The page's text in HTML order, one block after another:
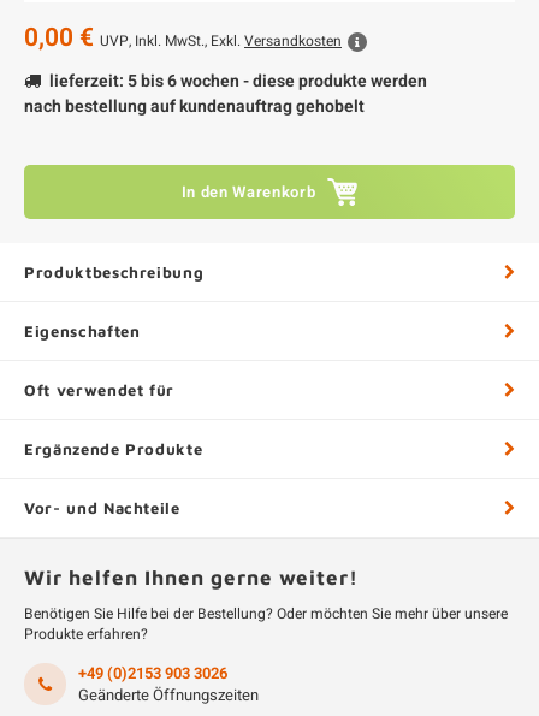
0,00 € UVP, Inkl. MwSt., Exkl. Versandkosten
lieferzeit: 5 bis 6 wochen - diese produkte werden
nach bestellung auf kundenauftrag gehobelt
In den Warenkorb
Produktbeschreibung
Eigenschaften
Oft verwendet für
Ergänzende Produkte
Vor- und Nachteile
Wir helfen Ihnen gerne weiter!
Benötigen Sie Hilfe bei der Bestellung? Oder möchten Sie mehr über unsere
Produkte erfahren?
+49 (0)2153 903 3026
Geänderte Öffnungszeiten